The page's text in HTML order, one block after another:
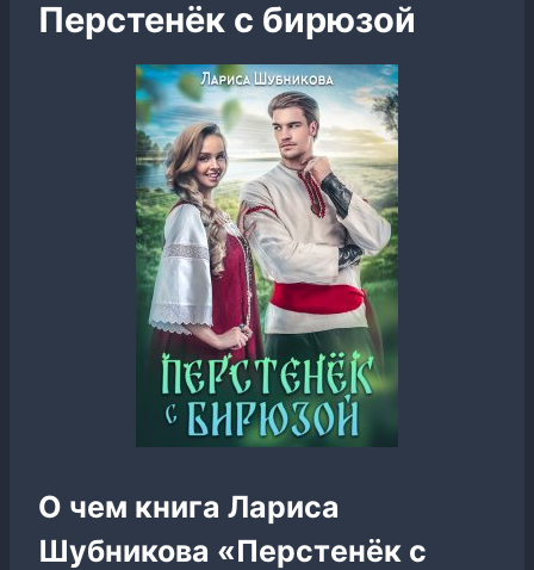
Перстенёк с бирюзой
О чем книга Лариса
Шубникова «Перстенёк с